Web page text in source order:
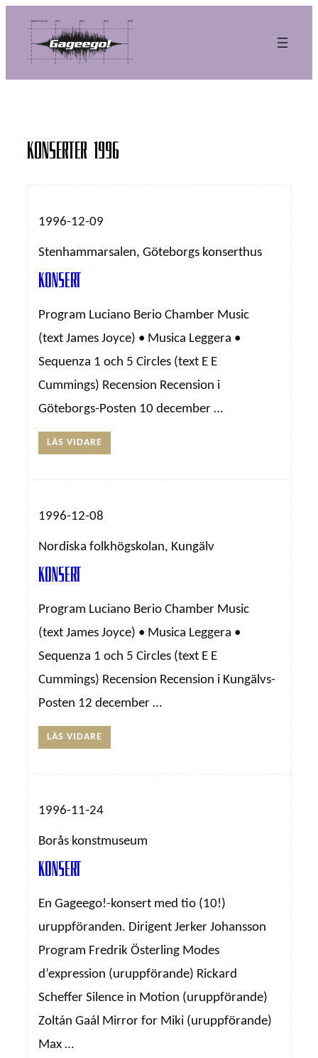
Hoppa
innehåll
Konserter 1996
1996-12-09
Stenhammarsalen, Göteborgs konserthus
Konsert
Program Luciano Berio Chamber Music
(text James Joyce) • Musica Leggera •
Sequenza 1 och 5 Circles (text E E
Cummings) Recension Recension i
Göteborgs-Posten 10 december …
LÄS VIDARE
1996-12-08
Nordiska folkhögskolan, Kungälv
Konsert
Program Luciano Berio Chamber Music
(text James Joyce) • Musica Leggera •
Sequenza 1 och 5 Circles (text E E
Cummings) Recension Recension i Kungälvs-
Posten 12 december …
LÄS VIDARE
1996-11-24
Borås konstmuseum
Konsert
En Gageego!-konsert med tio (10!)
uruppföranden. Dirigent Jerker Johansson
Program Fredrik Österling Modes
d’expression (uruppförande) Rickard
Scheffer Silence in Motion (uruppförande)
Zoltán Gaál Mirror for Miki (uruppförande)
Max …